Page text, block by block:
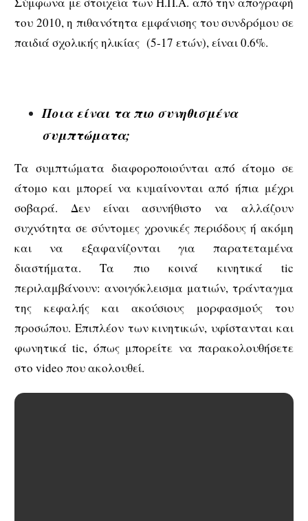
του 2010, η πιθανότητα εμφάνισης του συνδρόμου σε
παιδιά σχολικής ηλικίας (5-17 ετών), είναι 0.6%.
Ποια είναι τα πιο συνηθισμένα
συμπτώματα;
Τα συμπτώματα διαφοροποιούνται από άτομο σε
άτομο και μπορεί να κυμαίνονται από ήπια μέχρι
σοβαρά. Δεν είναι ασυνήθιστο να αλλάζουν
συχνότητα σε σύντομες χρονικές περιόδους ή ακόμη
και να εξαφανίζονται για παρατεταμένα
διαστήματα. Τα πιο κοινά κινητικά tic
περιλαμβάνουν: ανοιγόκλεισμα ματιών, τράνταγμα
της κεφαλής και ακούσιους μορφασμούς του
προσώπου. Επιπλέον των κινητικών, υφίστανται και
φωνητικά tic, όπως μπορείτε να παρακολουθήσετε
στο video που ακολουθεί.